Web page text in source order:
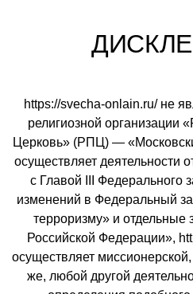
https://svecha-onlain.ru/ не
религиозной организации
Церковь» (РПЦ) —
осуществляет деятельности
с Главой III Федерального
изменений в Федеральный
терроризму» и отдельные
Российской Федерации»,
осуществляет
же, любой другой